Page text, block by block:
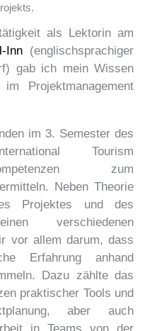
als Lektorin am
Inn (englischsprachiger
gab ich mein Wissen
Projektmanagement
im 3. Semester des
Tourism
zum
Neben Theorie
Projektes und des
verschiedenen
vor allem darum, dass
Erfahrung anhand
Dazu zählte das
praktischer Tools und
aber auch
in Teams von der